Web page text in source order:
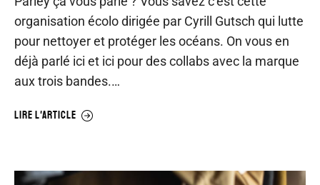
organisation écolo dirigée par Cyrill Gutsch qui lutte
pour nettoyer et protéger les océans. On vous en
déjà parlé ici et ici pour des collabs avec la marque
aux trois bandes.…
LIRE L'ARTICLE